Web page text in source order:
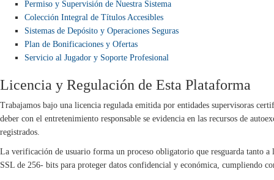
Permiso y Supervisión de Nuestra Sistema
Colección Integral de Títulos Accesibles
Sistemas de Depósito y Operaciones Seguras
Plan de Bonificaciones y Ofertas
Servicio al Jugador y Soporte Profesional
Licencia y Regulación de Esta Plataforma
Trabajamos bajo una licencia regulada emitida por entidades supervisoras
deber con el entretenimiento responsable se evidencia en las recursos de
registrados.
La verificación de usuario forma un proceso obligatorio que resguarda tanto
SSL de 256- bits para proteger datos confidencial y económica, cumpliendo